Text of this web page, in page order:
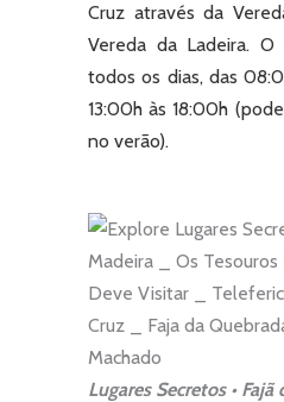
Cruz através da
Vereda da Ladeira.
todos os dias, das
13:00h às 18:00h
no verão).
Lugares Secretos •